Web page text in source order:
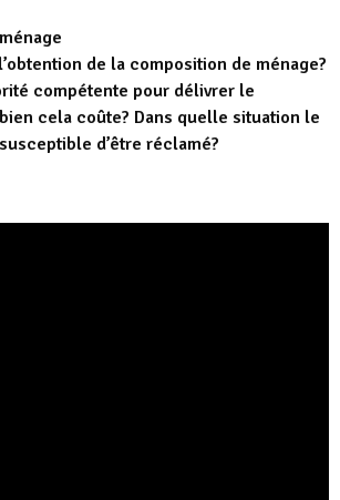
de la composition de ménage?
compétente pour délivrer le
cela coûte? Dans quelle situation le
d’être réclamé?